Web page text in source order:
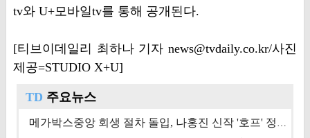
tv와 U+모바일tv를 통해 공개된다.
[티브이데일리 최하나 기자 news@tvdaily.co.kr/사진
제공=STUDIO X+U]
TD 주요뉴스
메가박스중앙 회생 절차 돌입, 나홍진 신작 '호프' 정상 개봉에 쏠린 시선 [상반기 결산 기획]